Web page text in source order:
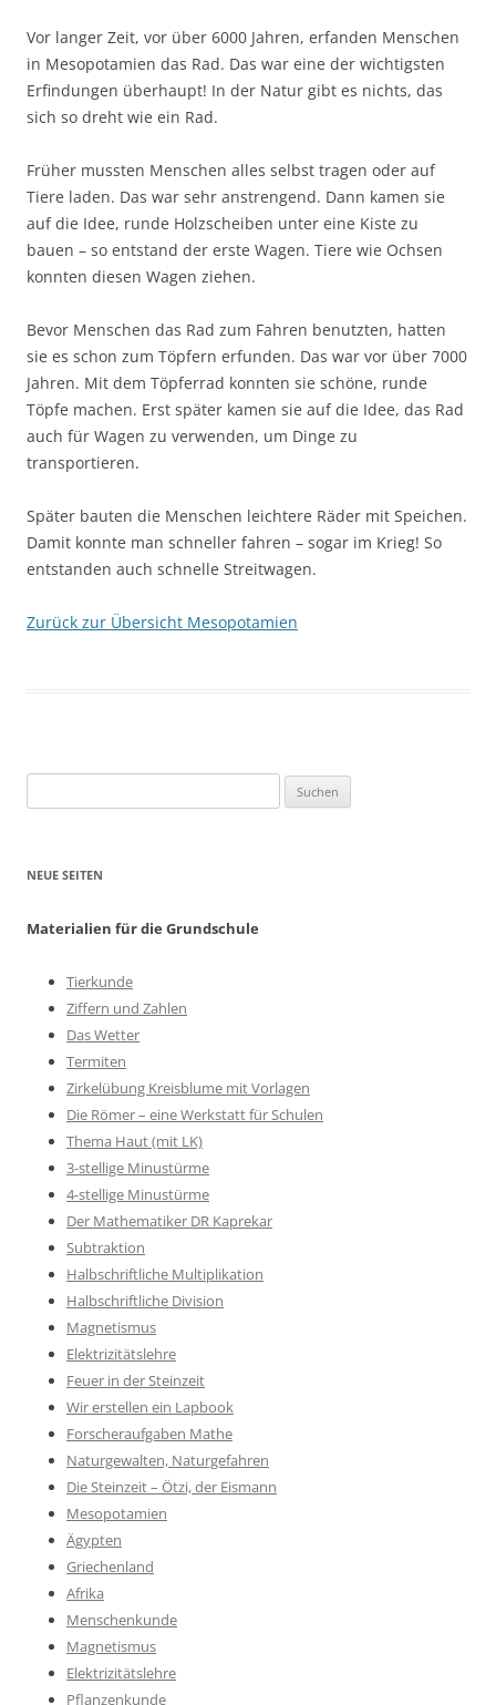
Vor langer Zeit, vor über 6000 Jahren, erfanden Menschen
in Mesopotamien das Rad. Das war eine der wichtigsten
Erfindungen überhaupt! In der Natur gibt es nichts, das
sich so dreht wie ein Rad.
Früher mussten Menschen alles selbst tragen oder auf
Tiere laden. Das war sehr anstrengend. Dann kamen sie
auf die Idee, runde Holzscheiben unter eine Kiste zu
bauen – so entstand der erste Wagen. Tiere wie Ochsen
konnten diesen Wagen ziehen.
Bevor Menschen das Rad zum Fahren benutzten, hatten
sie es schon zum Töpfern erfunden. Das war vor über 7000
Jahren. Mit dem Töpferrad konnten sie schöne, runde
Töpfe machen. Erst später kamen sie auf die Idee, das Rad
auch für Wagen zu verwenden, um Dinge zu
transportieren.
Später bauten die Menschen leichtere Räder mit Speichen.
Damit konnte man schneller fahren – sogar im Krieg! So
entstanden auch schnelle Streitwagen.
Zurück zur Übersicht Mesopotamien
nach:
NEUE SEITEN
Materialien für die Grundschule
Tierkunde
Ziffern und Zahlen
Das Wetter
Termiten
Zirkelübung Kreisblume mit Vorlagen
Die Römer – eine Werkstatt für Schulen
Thema Haut (mit LK)
3-stellige Minustürme
4-stellige Minustürme
Der Mathematiker DR Kaprekar
Subtraktion
Halbschriftliche Multiplikation
Halbschriftliche Division
Magnetismus
Elektrizitätslehre
Feuer in der Steinzeit
Wir erstellen ein Lapbook
Forscheraufgaben Mathe
Naturgewalten, Naturgefahren
Die Steinzeit – Ötzi, der Eismann
Mesopotamien
Ägypten
Griechenland
Afrika
Menschenkunde
Magnetismus
Elektrizitätslehre
Pflanzenkunde